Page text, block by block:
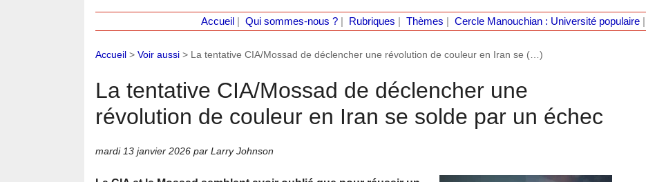
Accueil Qui sommes-nous ?| Rubriques Thèmes Cercle Manouchian : Université populaire|
Accueil > Voir aussi > La tentative CIA/Mossad de déclencher une révolution de couleur en Iran se (…)
La tentative CIA/Mossad de déclencher une
révolution de couleur en Iran se solde par un échec
mardi 13 janvier 2026 par Larry Johnson